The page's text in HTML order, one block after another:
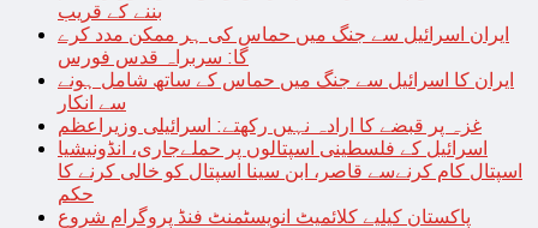
بننے کے قریب
ایران اسرائیل سے جنگ میں حماس کی ہر ممکن مدد کرے
گا: سربراہ قدس فورس
ایران کا اسرائیل سے جنگ میں حماس کے ساتھ شامل ہونے
سے انکار
غزہ پر قبضے کا ارادہ نہیں رکھتے: اسرائیلی وزیراعظم
اسرائیل کے فلسطینی اسپتالوں پر حملےجاری، انڈونیشیا
اسپتال کام کرنےسے قاصر، ابن سینا اسپتال کو خالی کرنے کا
حکم
پاکستان کیلیے کلائمیٹ انویسٹمنٹ فنڈ پروگرام شروع